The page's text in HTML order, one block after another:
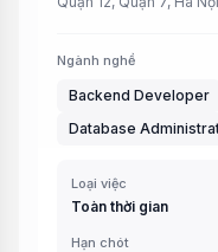
Ngành nghề
Backend Developer
Database
Loại việc
Toàn thời gian
Hạn chót